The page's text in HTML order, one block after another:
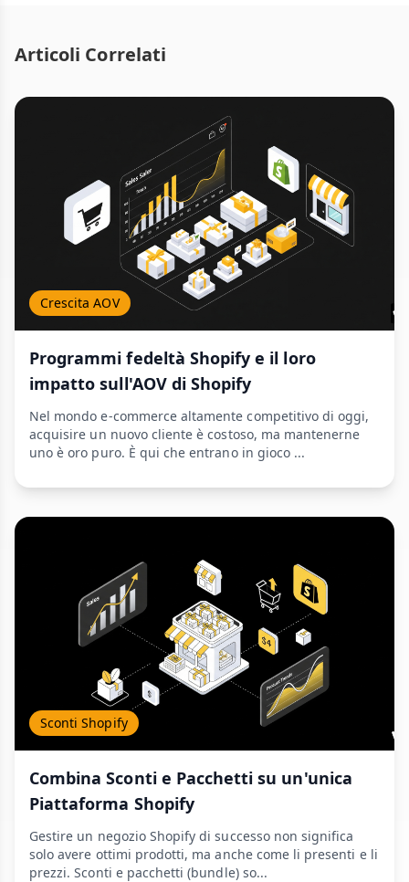
Articoli Correlati
Crescita AOV
Programmi fedeltà Shopify e il loro
impatto sull'AOV di Shopify
Nel mondo e-commerce altamente competitivo di oggi,
acquisire un nuovo cliente è costoso, ma mantenerne
uno è oro puro. È qui che entrano in gioco ...
Sconti Shopify
Combina Sconti e Pacchetti su un'unica
Piattaforma Shopify
Gestire un negozio Shopify di successo non significa
solo avere ottimi prodotti, ma anche come li presenti e li
prezzi. Sconti e pacchetti (bundle) so...